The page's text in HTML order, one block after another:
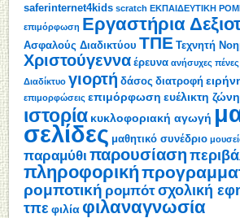
saferinternet4kids scratch ΕΚΠΑΙΔΕΥΤΙΚΗ
επιμόρφωση Εργαστήρια
Ασφαλούς Διαδικτύου ΤΠΕ Τεχνητή
Χριστούγεννα έρευνα ανήσυχες πένες
Διαδίκτυο γιορτή δάσος διατροφή
επιμορφώσεις επιμόρφωση ευέλικτη ζώνη
ιστορία κυκλοφοριακή αγωγή
σελίδες μαθητικό συνέδριο
παραμύθι παρουσίαση
πληροφορική
ρομποτική ρομπότσχολική
τπε φιλία φιλαναγνωσία